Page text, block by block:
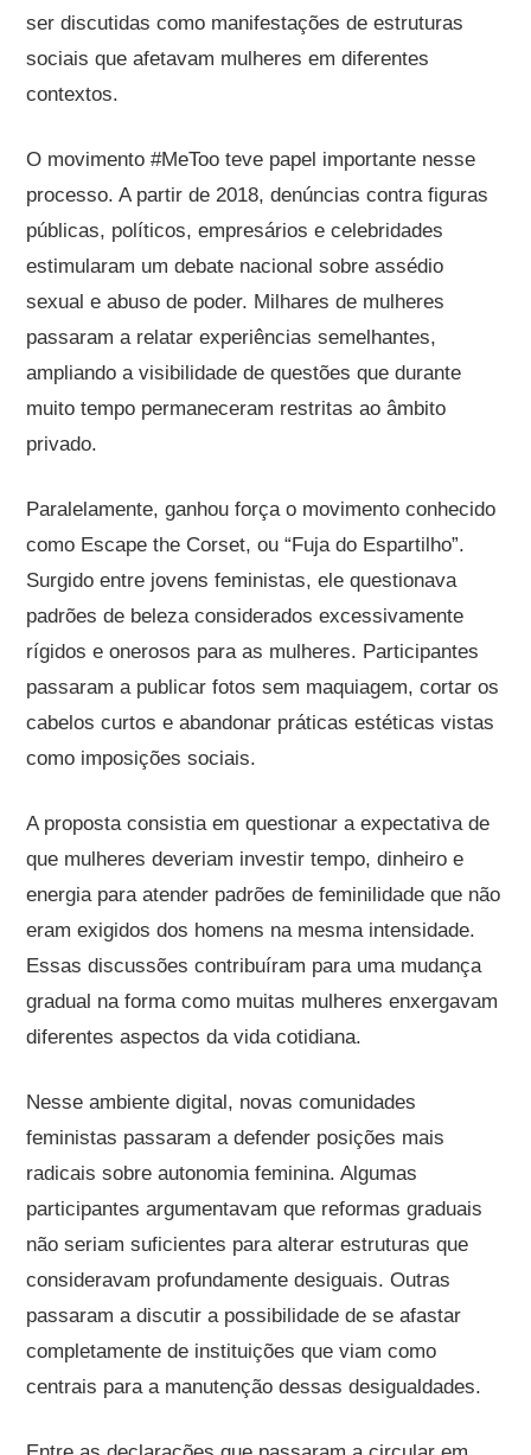
ser discutidas como manifestações de estruturas
sociais que afetavam mulheres em diferentes
contextos.
O movimento #MeToo teve papel importante nesse
processo. A partir de 2018, denúncias contra figuras
públicas, políticos, empresários e celebridades
estimularam um debate nacional sobre assédio
sexual e abuso de poder. Milhares de mulheres
passaram a relatar experiências semelhantes,
ampliando a visibilidade de questões que durante
muito tempo permaneceram restritas ao âmbito
privado.
Paralelamente, ganhou força o movimento conhecido
como Escape the Corset, ou “Fuja do Espartilho”.
Surgido entre jovens feministas, ele questionava
padrões de beleza considerados excessivamente
rígidos e onerosos para as mulheres. Participantes
passaram a publicar fotos sem maquiagem, cortar os
cabelos curtos e abandonar práticas estéticas vistas
como imposições sociais.
A proposta consistia em questionar a expectativa de
que mulheres deveriam investir tempo, dinheiro e
energia para atender padrões de feminilidade que não
eram exigidos dos homens na mesma intensidade.
Essas discussões contribuíram para uma mudança
gradual na forma como muitas mulheres enxergavam
diferentes aspectos da vida cotidiana.
Nesse ambiente digital, novas comunidades
feministas passaram a defender posições mais
radicais sobre autonomia feminina. Algumas
participantes argumentavam que reformas graduais
não seriam suficientes para alterar estruturas que
consideravam profundamente desiguais. Outras
passaram a discutir a possibilidade de se afastar
completamente de instituições que viam como
centrais para a manutenção dessas desigualdades.